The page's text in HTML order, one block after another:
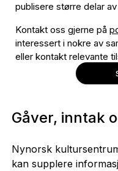
publisere større delar
Kontakt oss gjerne på
interessert i nokre av
eller kontakt relevante
Arkiv for norsk
utanom
Gåver, inntak
Nynorsk
kan supplere